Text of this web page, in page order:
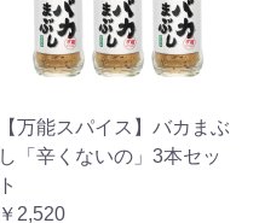
【万能スパイス】バカまぶ
し「辛くないの」3本セッ
ト
￥2,520